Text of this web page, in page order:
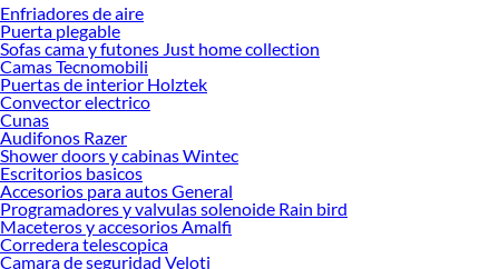
Desde remodelaciones hasta proyectos de decoración, estamos aquí para hacer
tus ideas realidad. ¡Visítanos y encuentra todo lo que tenemos para ofrecerte en
Mini Pimer!
Explora la variedad de productos de Mini Pimer en Sodimac
Herramientas, materiales y accesorios de calidad para tus proyectos y
renovación de espacios. ¡Visítanos y descubre todo lo que tenemos para
ofrecerte!
Encuentra una amplia variedad de productos de Mini Pimer en Sodimac.
Encuentra todo lo necesario para tus proyectos de renovación y decoración.
¡Visítanos y haz tus ideas realidad!
Enfriadores de aire
Puerta plegable
Sofas cama y futones Just home collection
Camas Tecnomobili
Puertas de interior Holztek
Convector electrico
Cunas
Audifonos Razer
Shower doors y cabinas Wintec
Escritorios basicos
Accesorios para autos General
Programadores y valvulas solenoide Rain bird
Maceteros y accesorios Amalfi
Corredera telescopica
Camara de seguridad Veloti